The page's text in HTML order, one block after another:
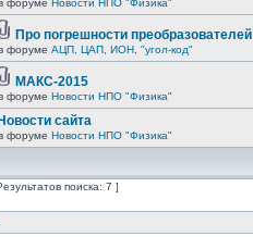
форуме Новости НПО "Физика"
Про погрешности преобразователей
форуме АЦП, ЦАП, ИОН, "угол-код"
МАКС-2015
форуме Новости НПО "Физика"
Новости сайта
форуме Новости НПО "Физика"
поиска: 7 ]